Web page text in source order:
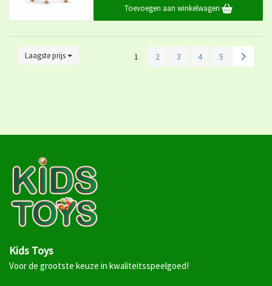
Toevoegen aan winkelwagen
Laagste prijs 1 2 3 4 5
Kids Toys
Voor de grootste keuze in kwaliteitsspeelgoed!